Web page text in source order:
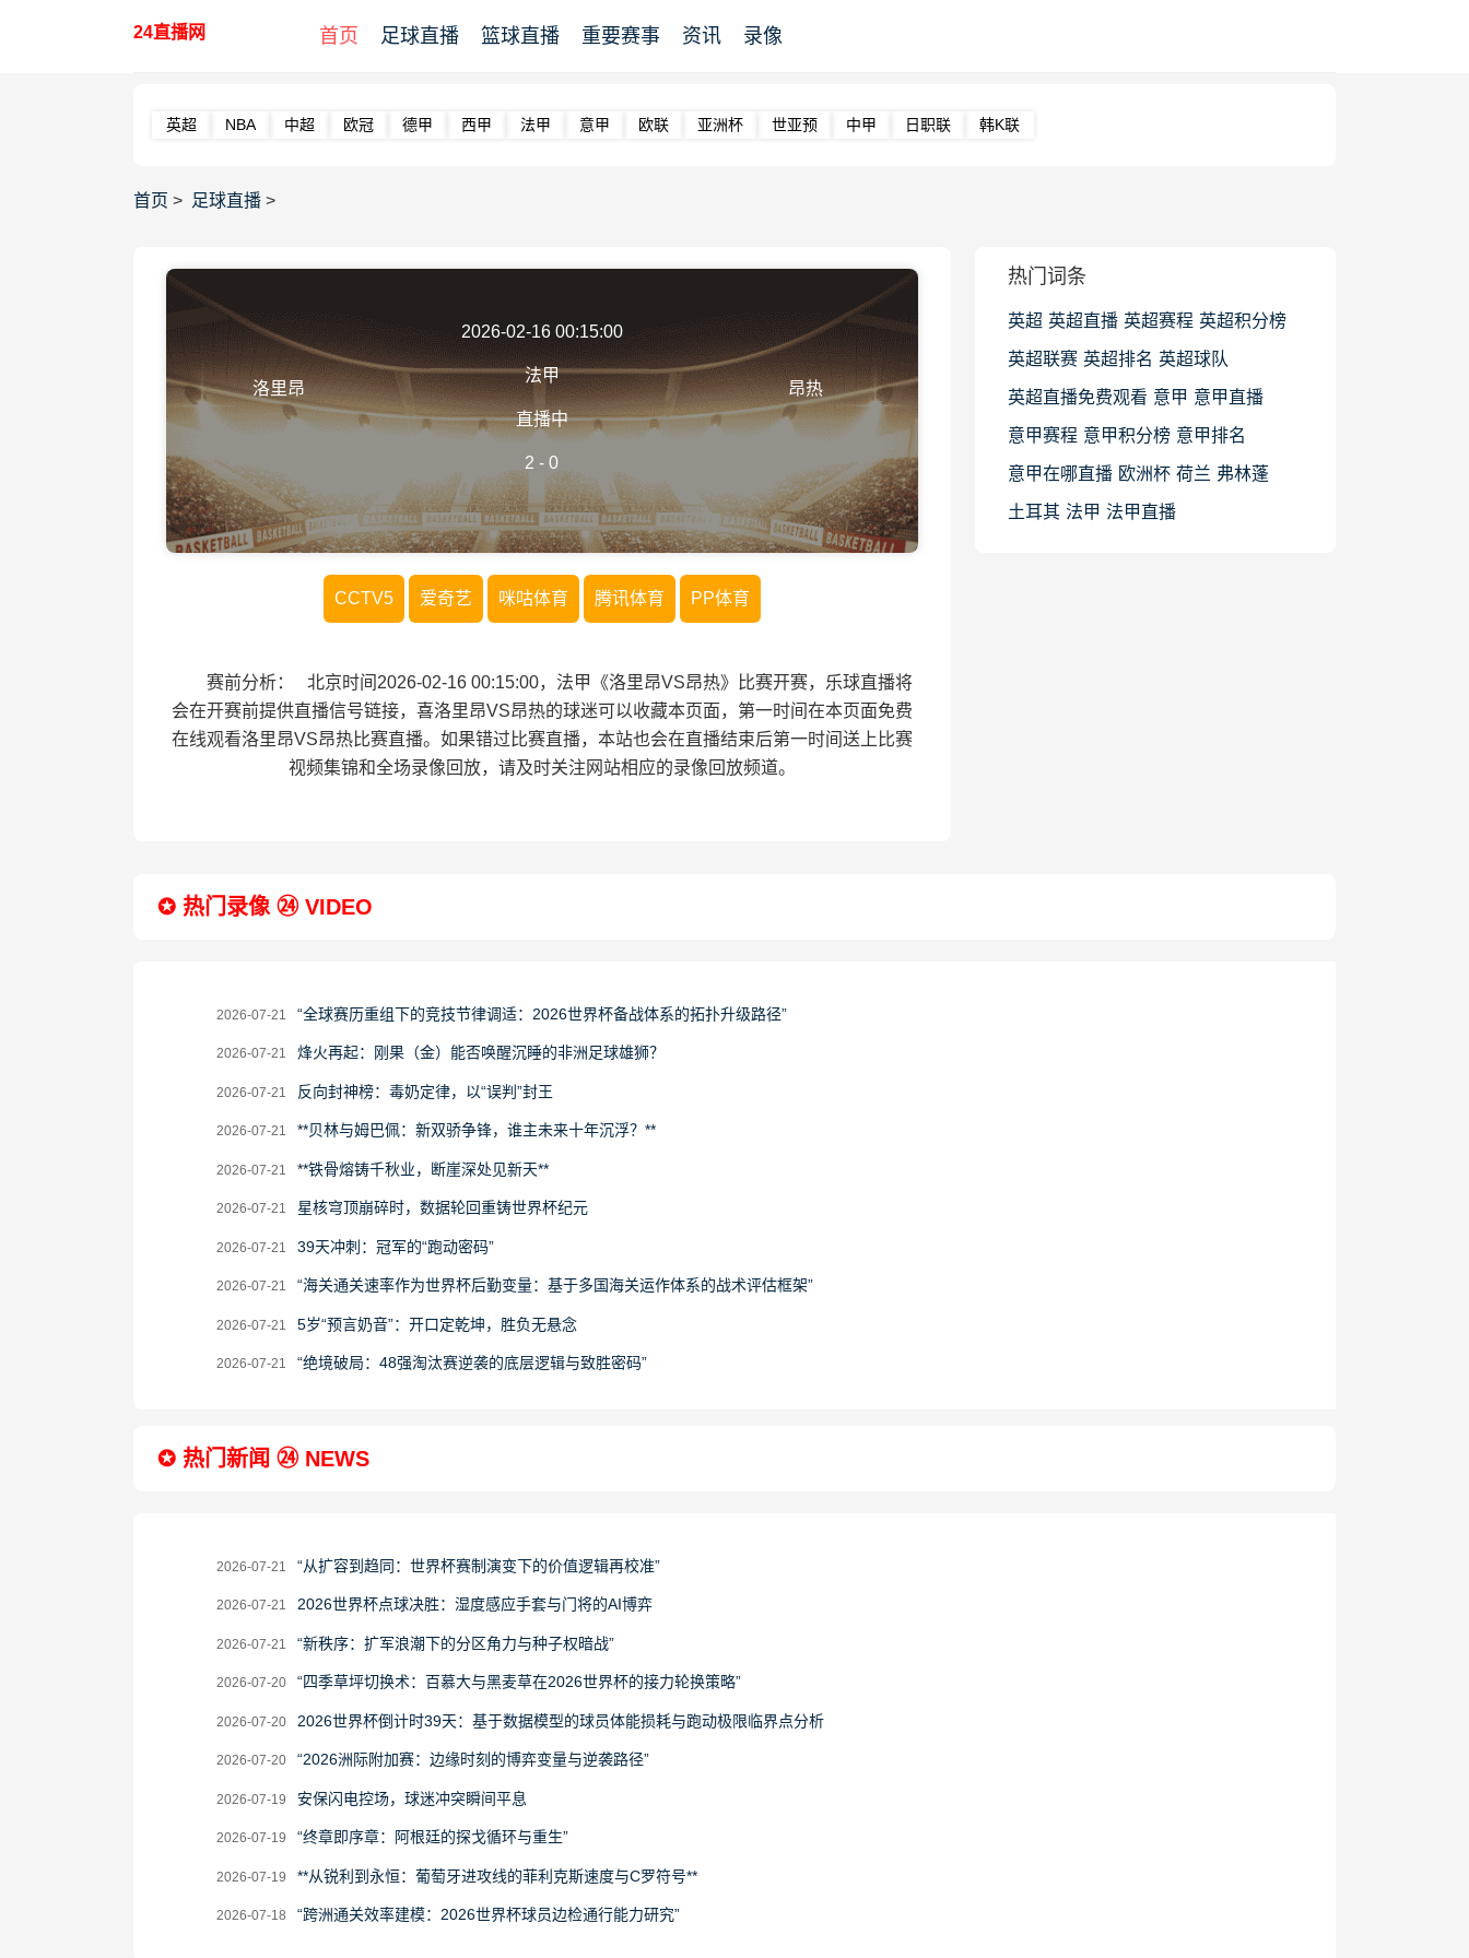
24直播网 首页 足球直播 篮球直播 重要赛事 资讯 录像
英超 NBA 中超 欧冠 德甲 西甲 法甲 意甲 欧联 亚洲杯 世亚预 中甲 日职联 韩K联
首页 > 足球直播 >
洛里昂
2026-02-16 00:15:00
法甲
直播中
2 -0
昂热
CCTV5 爱奇艺 咪咕体育 腾讯体育 PP体育
赛前分析： 北京时间2026-02-16 00:15:00，法甲《洛里昂VS昂热》比赛开赛，乐球直播将
会在开赛前提供直播信号链接，喜洛里昂VS昂热的球迷可以收藏本页面，第一时间在本页面免费
在线观看洛里昂VS昂热比赛直播。如果错过比赛直播，本站也会在直播结束后第一时间送上比赛
视频集锦和全场录像回放，请及时关注网站相应的录像回放频道。
热门词条
英超 英超直播 英超赛程 英超积分榜
英超联赛 英超排名 英超球队
英超直播免费观看 意甲 意甲直播
意甲赛程 意甲积分榜 意甲排名
意甲在哪直播 欧洲杯 荷兰 弗林蓬
土耳其 法甲 法甲直播
✪ 热门录像 ㉔ VIDEO
2026-
07-
21
2026-07-21 “全球赛历重组下的竞技节律调适：2026世界杯备战体系的拓扑升级路径”
2026-
07-
21
2026-07-21 烽火再起：刚果（金）能否唤醒沉睡的非洲足球雄狮？
2026-
07-
21
2026-07-21 反向封神榜：毒奶定律，以“误判”封王
2026-
07-
21
2026-07-21 **贝林与姆巴佩：新双骄争锋，谁主未来十年沉浮？**
2026-
07-
21
2026-07-21 **铁骨熔铸千秋业，断崖深处见新天**
2026-
07-
21
2026-07-21 星核穹顶崩碎时，数据轮回重铸世界杯纪元
2026-
07-
21
2026-07-21 39天冲刺：冠军的“跑动密码”
2026-
07-
21
2026-07-21 “海关通关速率作为世界杯后勤变量：基于多国海关运作体系的战术评估框架”
2026-
07-
2026-07-21 5岁“预言奶音”：开口定乾坤，胜负无悬念
2026-
2026-07-21 “绝境破局：48强淘汰赛逆袭的底层逻辑与致胜密码”
✪ 热门新闻 ㉔ NEWS
2026-
07-
21
2026-07-21 “从扩容到趋同：世界杯赛制演变下的价值逻辑再校准”
2026-
07-
21
2026-07-21 2026世界杯点球决胜：湿度感应手套与门将的AI博弈
2026-
07-
21
2026-07-21 “新秩序：扩军浪潮下的分区角力与种子权暗战”
2026-
07-
20
2026-07-20 “四季草坪切换术：百慕大与黑麦草在2026世界杯的接力轮换策略”
2026-
07-
20
2026-07-20 2026世界杯倒计时39天：基于数据模型的球员体能损耗与跑动极限临界点分析
2026-
07-
20
2026-07-20 “2026洲际附加赛：边缘时刻的博弈变量与逆袭路径”
2026-
07-
19
2026-07-19 安保闪电控场，球迷冲突瞬间平息
2026-
07-
19
2026-07-19 “终章即序章：阿根廷的探戈循环与重生”
2026-
07-
2026-07-19 **从锐利到永恒：葡萄牙进攻线的菲利克斯速度与C罗符号**
2026-
2026-07-18 “跨洲通关效率建模：2026世界杯球员边检通行能力研究”